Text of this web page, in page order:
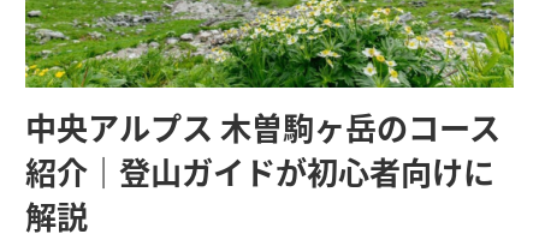
中央アルプス 木曽駒ヶ岳のコース
紹介｜登山ガイドが初心者向けに
解説